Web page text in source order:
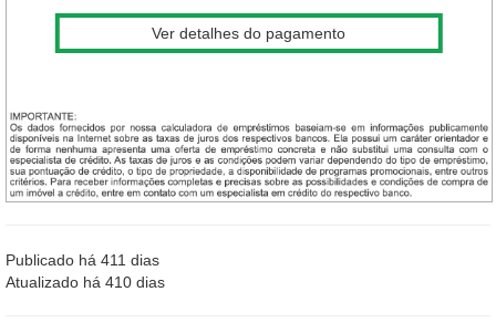
Ver detalhes do pagamento
Publicado há 411 dias
Atualizado há 410 dias